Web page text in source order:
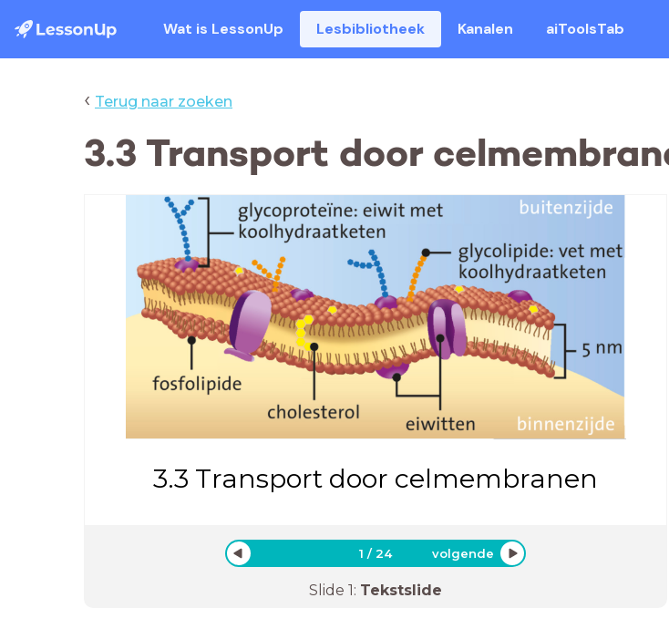
Wat is LessonUp Lesbibliotheek Kanalen aiToolsTab
‹ Terug naar zoeken
3.3 Transport door
3.3 Transport door celmembranen
1 /24 volgende
Slide 1: Tekstslide